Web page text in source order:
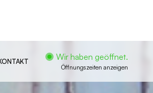
Wir haben geöffnet.
Öffnungszeiten anzeigen